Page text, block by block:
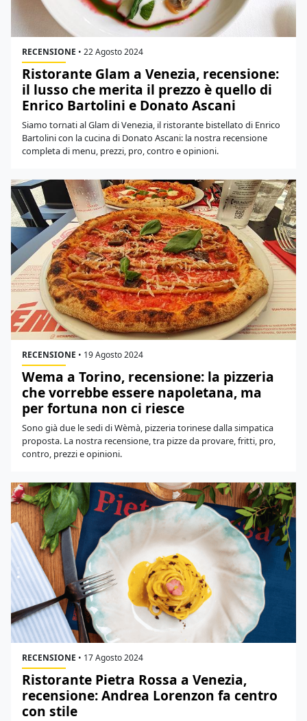
RECENSIONE • 22 Agosto 2024
Ristorante Glam a Venezia, recensione:
il lusso che merita il prezzo è quello di
Enrico Bartolini e Donato Ascani
Siamo tornati al Glam di Venezia, il ristorante bistellato di Enrico
Bartolini con la cucina di Donato Ascani: la nostra recensione
completa di menu, prezzi, pro, contro e opinioni.
RECENSIONE • 19 Agosto 2024
Wema a Torino, recensione: la pizzeria
che vorrebbe essere napoletana, ma
per fortuna non ci riesce
Sono già due le sedi di Wèmà, pizzeria torinese dalla simpatica
proposta. La nostra recensione, tra pizze da provare, fritti, pro,
contro, prezzi e opinioni.
RECENSIONE • 17 Agosto 2024
Ristorante Pietra Rossa a Venezia,
recensione: Andrea Lorenzon fa centro
con stile